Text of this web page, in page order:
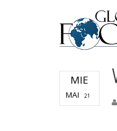
MIE
MAI 21